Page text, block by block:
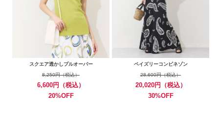
スクエア透かしプルオーバー
8,250円（税込）
6,600円（税込）
20%OFF
ペイズリーコンビネゾン
28,600円（税込）
20,020円（税込）
30%OFF